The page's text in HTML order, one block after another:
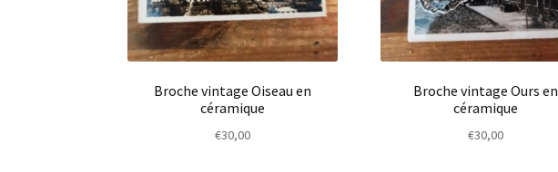
Broche vintage Oiseau en
céramique
€30,00
Broche vintage Ours en
céramique
€30,00